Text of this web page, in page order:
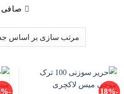
صافی
-18%
-18%